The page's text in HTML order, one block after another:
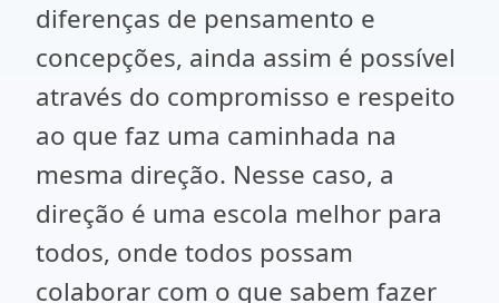
diferenças de pensamento e
concepções, ainda assim é possível
através do compromisso e respeito
ao que faz uma caminhada na
mesma direção. Nesse caso, a
direção é uma escola melhor para
todos, onde todos possam
colaborar com o que sabem fazer